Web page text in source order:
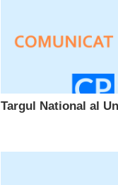
Targul National al